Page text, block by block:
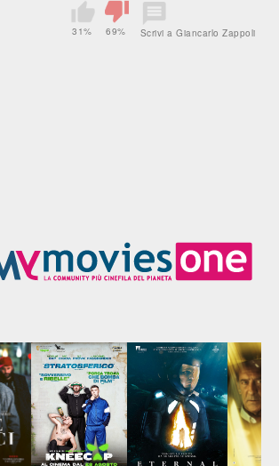
31% 69% Scrivi a Giancarlo Zappoli